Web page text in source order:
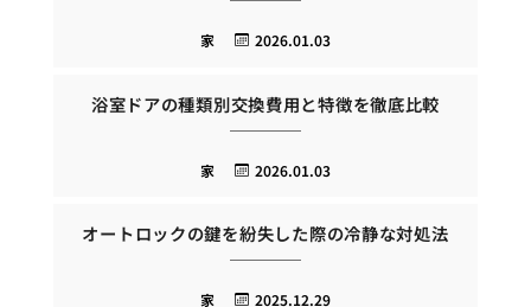
2026.01.03
家
浴室ドアの種類別交換費用と特徴を徹底比較
2026.01.03
家
オートロックの鍵を紛失した際の冷静な対処法
2025.12.29
家